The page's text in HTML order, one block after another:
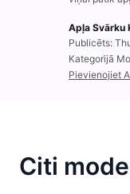
Apļa Svārku
Publicēts:
Kategorijā
Pievienojiet
Citi